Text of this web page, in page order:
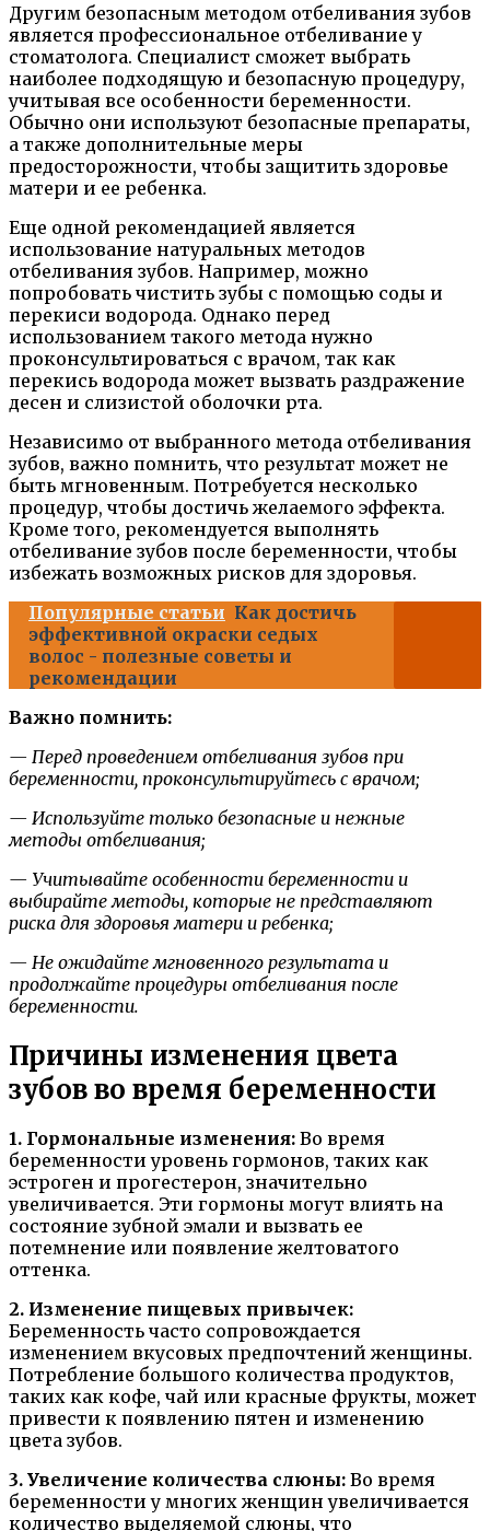
Другим безопасным методом отбеливания зубов
является профессиональное отбеливание у
стоматолога. Специалист сможет выбрать
наиболее подходящую и безопасную процедуру,
учитывая все особенности беременности.
Обычно они используют безопасные препараты,
а также дополнительные меры
предосторожности, чтобы защитить здоровье
матери и ее ребенка.
Еще одной рекомендацией является
использование натуральных методов
отбеливания зубов. Например, можно
попробовать чистить зубы с помощью соды и
перекиси водорода. Однако перед
использованием такого метода нужно
проконсультироваться с врачом, так как
перекись водорода может вызвать раздражение
десен и слизистой оболочки рта.
Независимо от выбранного метода отбеливания
зубов, важно помнить, что результат может не
быть мгновенным. Потребуется несколько
процедур, чтобы достичь желаемого эффекта.
Кроме того, рекомендуется выполнять
отбеливание зубов после беременности, чтобы
избежать возможных рисков для здоровья.
Популярные статьи Как достичь
эффективной окраски седых
волос - полезные советы и
рекомендации
Важно помнить:
— Перед проведением отбеливания зубов при
беременности, проконсультируйтесь с врачом;
— Используйте только безопасные и нежные
методы отбеливания;
— Учитывайте особенности беременности и
выбирайте методы, которые не представляют
риска для здоровья матери и ребенка;
— Не ожидайте мгновенного результата и
продолжайте процедуры отбеливания после
беременности.
Причины изменения цвета
зубов во время беременности
1. Гормональные изменения: Во время
беременности уровень гормонов, таких как
эстроген и прогестерон, значительно
увеличивается. Эти гормоны могут влиять на
состояние зубной эмали и вызвать ее
потемнение или появление желтоватого
оттенка.
2. Изменение пищевых привычек:
Беременность часто сопровождается
изменением вкусовых предпочтений женщины.
Потребление большого количества продуктов,
таких как кофе, чай или красные фрукты, может
привести к появлению пятен и изменению
цвета зубов.
3. Увеличение количества слюны: Во время
беременности у многих женщин увеличивается
количество выделяемой слюны, что